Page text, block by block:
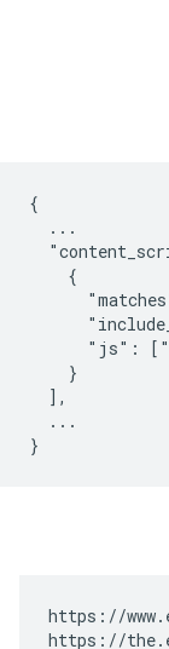
{
  ...
    {
"js":
    }
  ],
  ...
https://
https://